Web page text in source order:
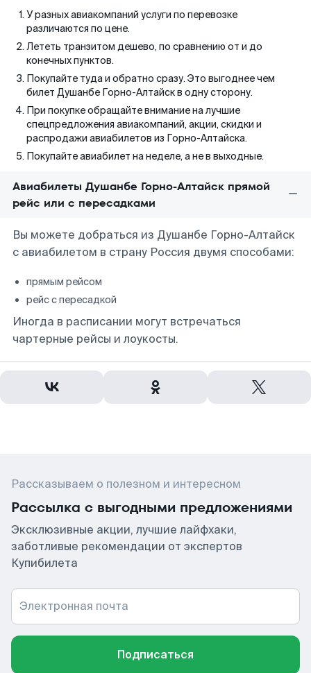
У разных авиакомпаний услуги по перевозке
различаются по цене.
Лететь транзитом дешево, по сравнению от и до
конечных пунктов.
Покупайте туда и обратно сразу. Это выгоднее чем
билет Душанбе Горно-Алтайск в одну сторону.
При покупке обращайте внимание на лучшие
спецпредложения авиакомпаний, акции, скидки и
распродажи авиабилетов из Горно-Алтайска.
Покупайте авиабилет на неделе, а не в выходные.
Авиабилеты Душанбе Горно-Алтайск прямой
рейс или с пересадками
Вы можете добраться из Душанбе Горно-Алтайск
с авиабилетом в страну Россия двумя способами:
прямым рейсом
рейс с пересадкой
Иногда в расписании могут встречаться
чартерные рейсы и лоукосты.
Рассказываем о полезном и интересном
Рассылка с выгодными предложениями
Эксклюзивные акции, лучшие лайфхаки,
заботливые рекомендации от экспертов
Купибилета
Электронная почта
Подписаться